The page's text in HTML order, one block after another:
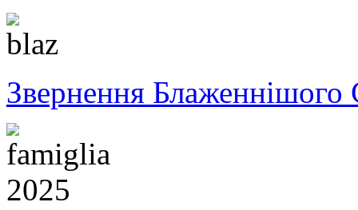
Звернення Блаженнішого